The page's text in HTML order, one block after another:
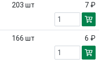
203 шт 7 ₽
166 шт 6 ₽